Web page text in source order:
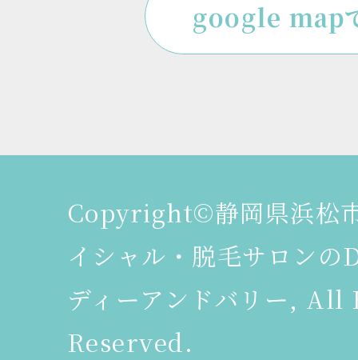
google map
Copyright©静岡県浜松
イシャル・脱毛サロン
ディーアンドバリー,
Reserved.